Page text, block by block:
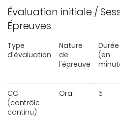
Évaluation initiale /
Épreuves
Type
d'évaluation
Nature
de
l'épreuve
Durée
(en
CC
(contrôle
continu)
Oral 5